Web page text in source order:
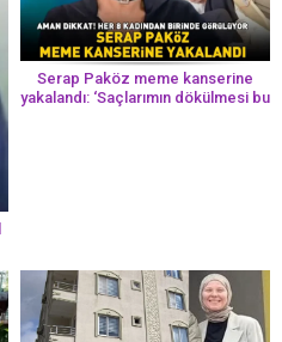
Serap Paköz meme kanserine
yakalandı: ‘Saçlarımın dökülmesi bu